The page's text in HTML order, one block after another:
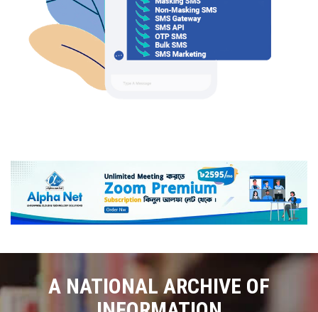
A NATIONAL ARCHIVE OF